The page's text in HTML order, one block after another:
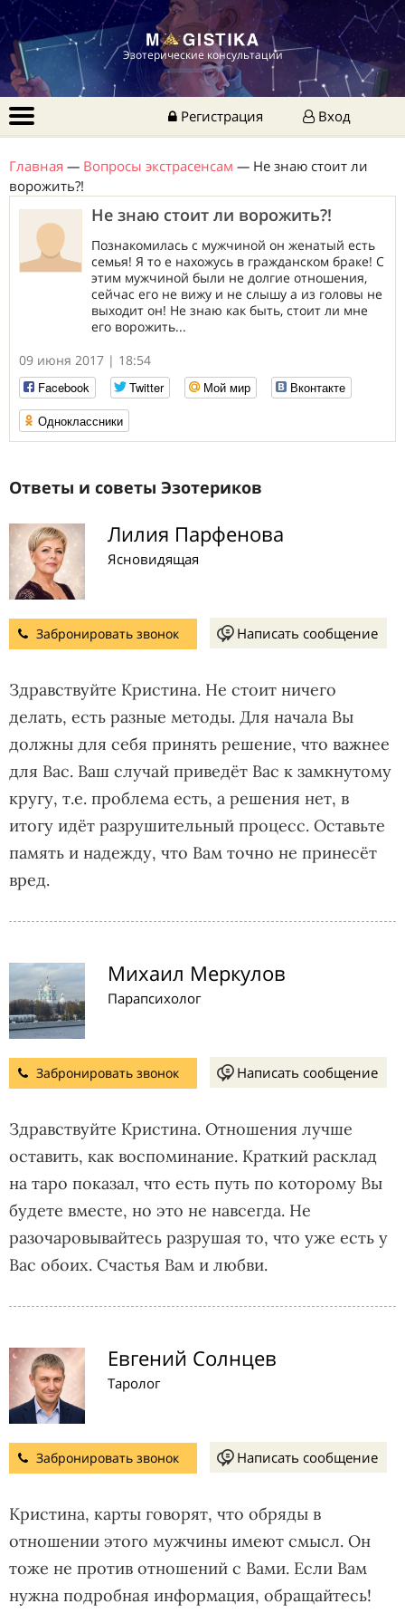
Эзотерические консультации
Регистрация Вход
Главная — Вопросы экстрасенсам — Не знаю стоит ли
ворожить?!
Не знаю стоит ли ворожить?!
Познакомилась с мужчиной он женатый есть
семья! Я то е нахожусь в гражданском браке! С
этим мужчиной были не долгие отношения,
сейчас его не вижу и не слышу а из головы не
выходит он! Не знаю как быть, стоит ли мне
его ворожить...
09 июня 2017 | 18:54
Facebook
Twitter Мой мир
Вконтакте
Одноклассники
Ответы и советы Эзотериков
Лилия Парфенова
Ясновидящая
Забронировать звонок Написать сообщение
Здравствуйте Кристина. Не стоит ничего
делать, есть разные методы. Для начала Вы
должны для себя принять решение, что важнее
для Вас. Ваш случай приведёт Вас к замкнутому
кругу, т.е. проблема есть, а решения нет, в
итогу идёт разрушительный процесс. Оставьте
память и надежду, что Вам точно не принесёт
вред.
Михаил Меркулов
Парапсихолог
Забронировать звонок Написать сообщение
Здравствуйте Кристина. Отношения лучше
оставить, как воспоминание. Краткий расклад
на таро показал, что есть путь по которому Вы
будете вместе, но это не навсегда. Не
разочаровывайтесь разрушая то, что уже есть у
Вас обоих. Счастья Вам и любви.
Евгений Солнцев
Таролог
Забронировать звонок Написать сообщение
Кристина, карты говорят, что обряды в
отношении этого мужчины имеют смысл. Он
тоже не против отношений с Вами. Если Вам
нужна подробная информация, обращайтесь!